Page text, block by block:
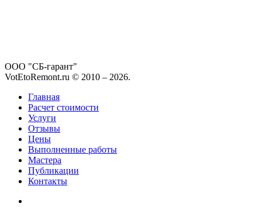
ООО "СБ-гарант"
VotEtoRemont.ru © 2010 – 2026.
Главная
Расчет стоимости
Услуги
Отзывы
Цены
Выполненные работы
Мастера
Публикации
Контакты